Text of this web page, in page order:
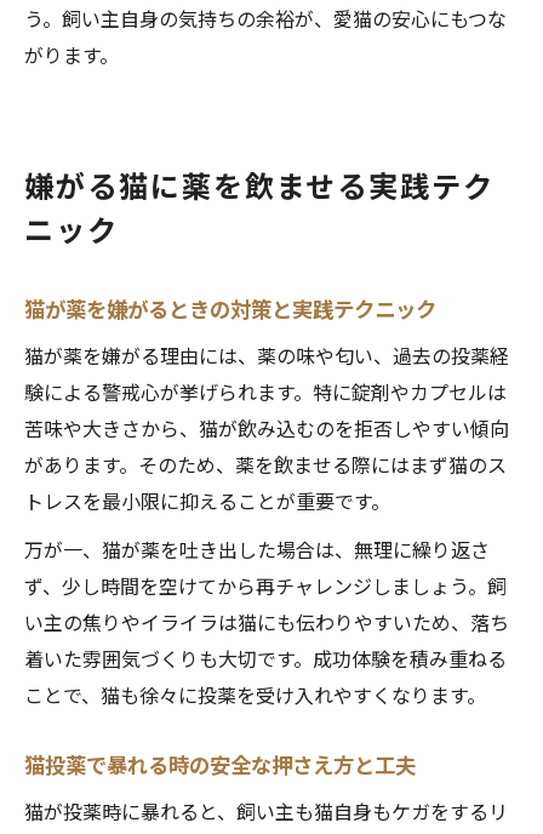
う。飼い主自身の気持ちの余裕が、愛猫の安心にもつな
がります。
嫌がる猫に薬を飲ませる実践テク
ニック
猫が薬を嫌がるときの対策と実践テクニック
猫が薬を嫌がる理由には、薬の味や匂い、過去の投薬経
験による警戒心が挙げられます。特に錠剤やカプセルは
苦味や大きさから、猫が飲み込むのを拒否しやすい傾向
があります。そのため、薬を飲ませる際にはまず猫のス
トレスを最小限に抑えることが重要です。
万が一、猫が薬を吐き出した場合は、無理に繰り返さ
ず、少し時間を空けてから再チャレンジしましょう。飼
い主の焦りやイライラは猫にも伝わりやすいため、落ち
着いた雰囲気づくりも大切です。成功体験を積み重ねる
ことで、猫も徐々に投薬を受け入れやすくなります。
猫投薬で暴れる時の安全な押さえ方と工夫
猫が投薬時に暴れると、飼い主も猫自身もケガをするリ